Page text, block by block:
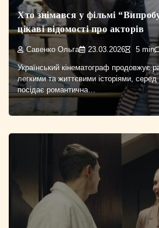
Хто знімався у фільмі
цікаві відомості про акторів
Савенко Ольга 23.03.2026 5 min
Український кінематограф продовжує
легкими та життєвими історіями,
посідає романтична…